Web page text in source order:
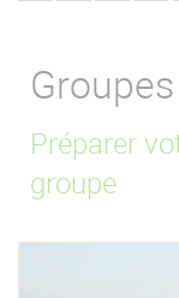
Préparer
groupe